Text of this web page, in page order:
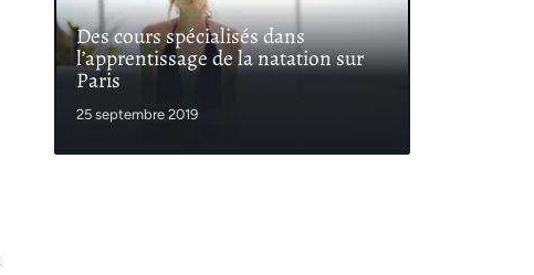
Des cours spécialisés dans
l’apprentissage de la natation sur
Paris
25 septembre 2019